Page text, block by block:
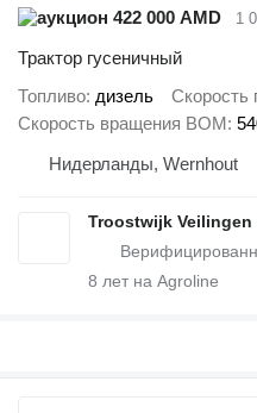
422 000 AMD
1
Трактор гусеничный
Топливо дизель Скорость
Скорость вращения ВОМ
Нидерланды, Wernhout
Troostwijk Veilingen
8 лет на Agroline